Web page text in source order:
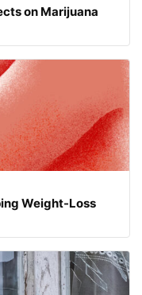
on Marijuana
Weight-Loss